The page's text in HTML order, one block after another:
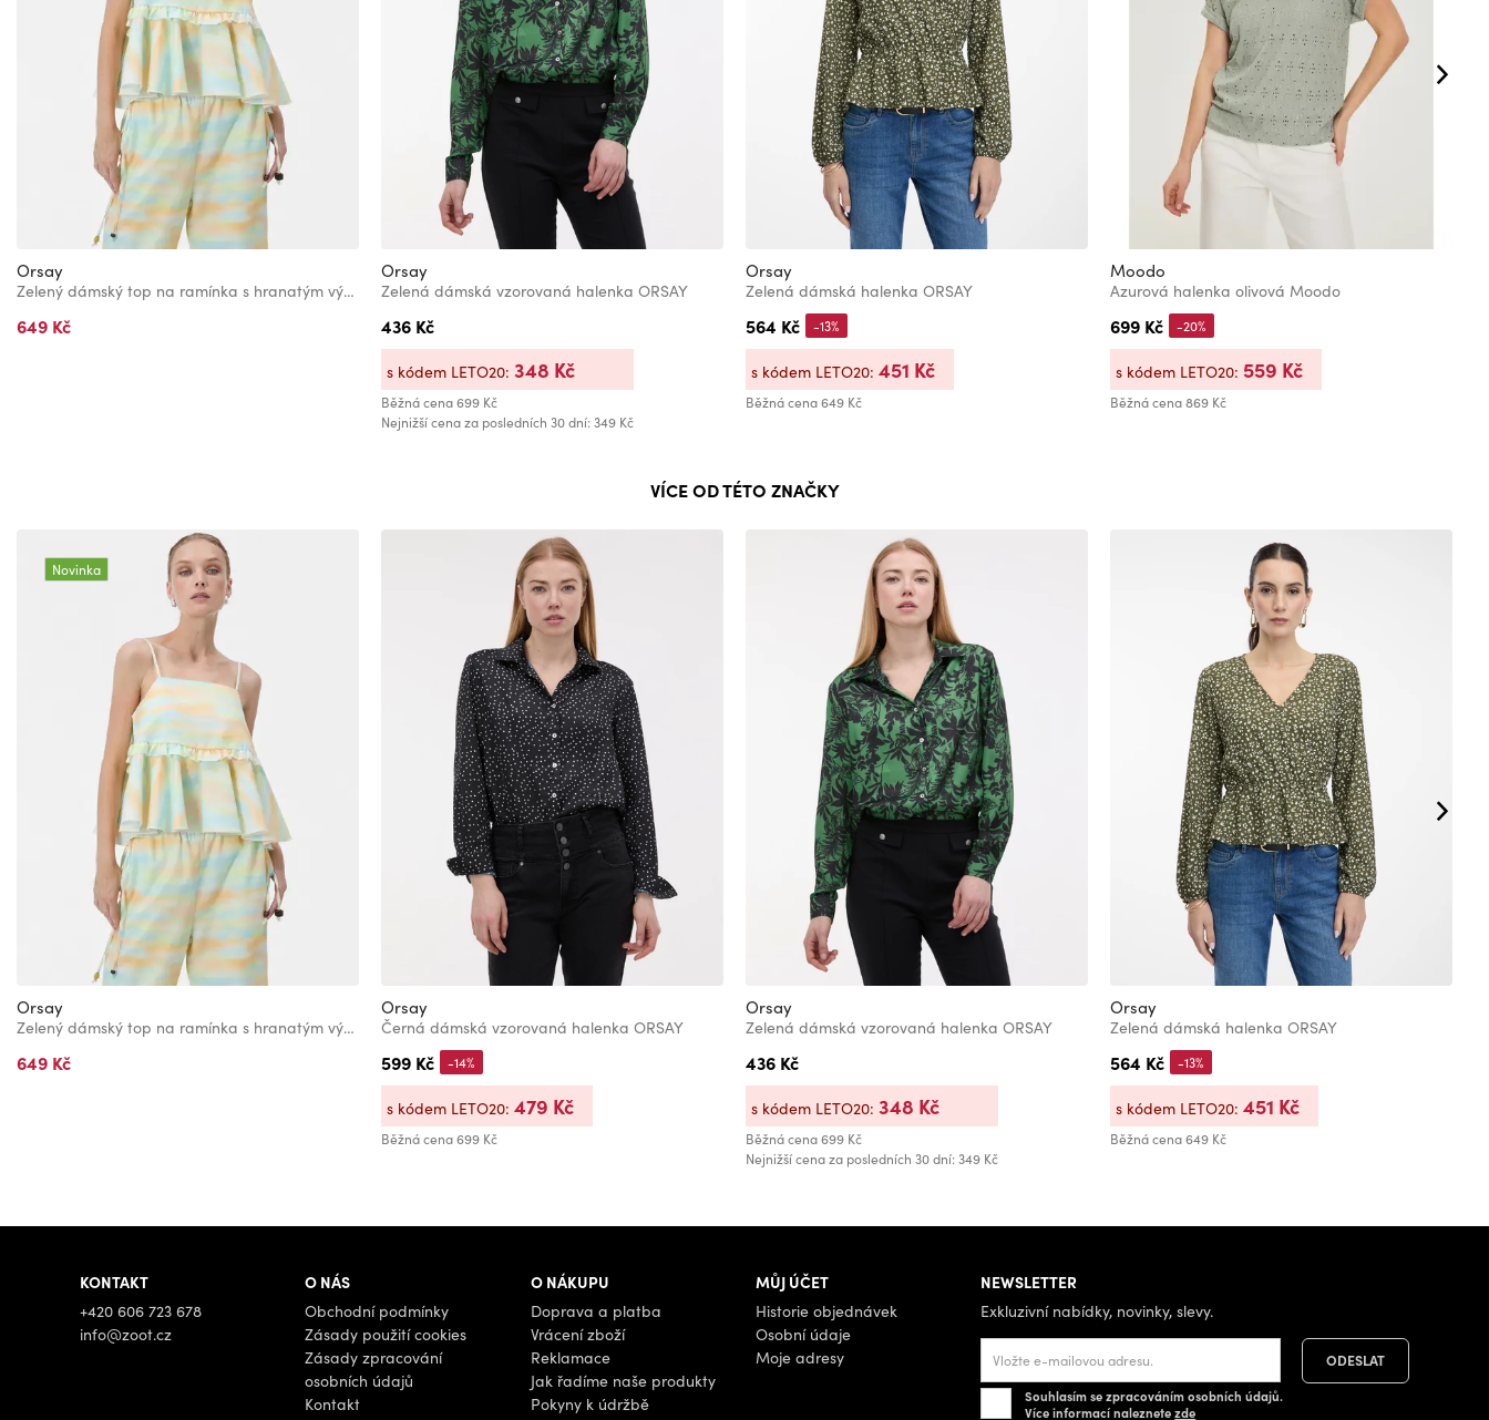
Orsay
Zelený dámský top na ramínka s hranatým výstřihem ORSAY
649 Kč
Orsay
Zelená dámská vzorovaná halenka ORSAY
436 Kč
Běžná cena699 Kč
Nejnižší cena za posledních 30 dní: 349 Kč
s kódem LETO20: 348 Kč
Orsay
Zelená dámská halenka ORSAY
564 Kč
Běžná cena649 Kč
-13%
s kódem LETO20: 451 Kč
Moodo
Azurová halenka olivová Moodo
699 Kč
Běžná cena869 Kč
-20%
s kódem LETO20: 559 Kč
VÍCE OD TÉTO ZNAČKY
Novinka
Orsay
Zelený dámský top na ramínka s hranatým výstřihem ORSAY
649 Kč
Orsay
Černá dámská vzorovaná halenka ORSAY
599 Kč
Běžná cena699 Kč
-14%
s kódem LETO20: 479 Kč
Orsay
Zelená dámská vzorovaná halenka ORSAY
436 Kč
Běžná cena699 Kč
Nejnižší cena za posledních 30 dní: 349 Kč
s kódem LETO20: 348 Kč
Orsay
Zelená dámská halenka ORSAY
564 Kč
Běžná cena649 Kč
-13%
s kódem LETO20: 451 Kč
KONTAKT
+420 606 723 678
info@zoot.cz
O NÁS
Obchodní podmínky
Zásady použití cookies
Zásady zpracování
osobních údajů
Kontakt
O NÁKUPU
Doprava a platba
Vrácení zboží
Reklamace
Jak řadíme naše produkty
Pokyny k údržbě
MŮJ ÚČET
Historie objednávek
Osobní údaje
Moje adresy
NEWSLETTER
Exkluzivní nabídky, novinky, slevy.
Souhlasím se zpracováním osobních údajů.
Více informací naleznetezde